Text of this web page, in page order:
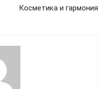
Косметика и гармония